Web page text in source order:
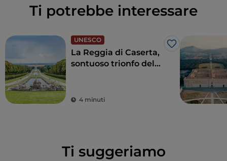
Ti potrebbe interessare
UNESCO
Like
La Reggia di Caserta,
sontuoso trionfo del
4 minuti
Ti suggeriamo